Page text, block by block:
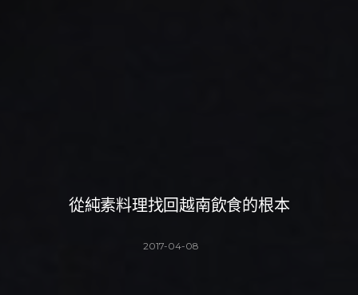
從純素料理找回越南飲食的根本
2017-04-08